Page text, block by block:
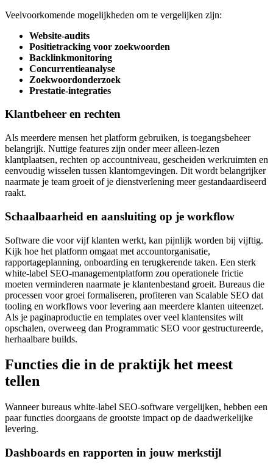
Veelvoorkomende mogelijkheden om te vergelijken zijn:
Website-audits
Positietracking voor zoekwoorden
Backlinkmonitoring
Concurrentieanalyse
Zoekwoordonderzoek
Prestatie-integraties
Klantbeheer en rechten
Als meerdere mensen het platform gebruiken, is toegangsbeheer
belangrijk. Nuttige features zijn onder meer alleen-lezen
klantplaatsen, rechten op accountniveau, gescheiden werkruimten en
eenvoudig wisselen tussen klantomgevingen. Dit wordt belangrijker
naarmate je team groeit of je dienstverlening meer gestandaardiseerd
raakt.
Schaalbaarheid en aansluiting op je workflow
Software die voor vijf klanten werkt, kan pijnlijk worden bij vijftig.
Kijk hoe het platform omgaat met accountorganisatie,
rapportageplanning, onboarding en terugkerende taken. Een sterk
white-label SEO-managementplatform zou operationele frictie
moeten verminderen naarmate je klantenbestand groeit. Bureaus die
processen voor groei formaliseren, profiteren van Scalable SEO dat
tooling en workflows voor levering aan meerdere klanten uiteenzet.
Als je paginaproductie en templates over veel klantensites wilt
opschalen, overweeg dan Programmatic SEO voor gestructureerde,
herhaalbare builds.
Functies die in de praktijk het meest
tellen
Wanneer bureaus white-label SEO-software vergelijken, hebben een
paar functies doorgaans de grootste impact op de daadwerkelijke
levering.
Dashboards en rapporten in jouw merkstijl